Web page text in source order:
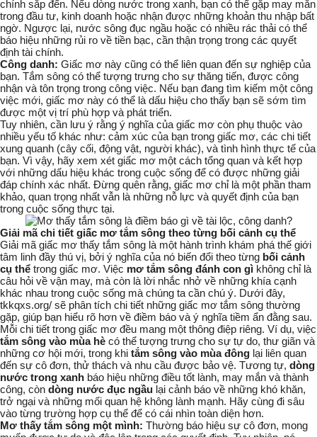
chính sắp đến. Nếu dòng nước trong xanh, bạn có thể gặp may mắn
trong đầu tư, kinh doanh hoặc nhận được những khoản thu nhập bất
ngờ. Ngược lại, nước sông đục ngầu hoặc có nhiều rác thải có thể
báo hiệu những rủi ro về tiền bạc, cần thận trọng trong các quyết
định tài chính.
Công danh: Giấc mơ này cũng có thể liên quan đến sự nghiệp của
bạn. Tắm sông có thể tượng trưng cho sự thăng tiến, được công
nhận và tôn trọng trong công việc. Nếu bạn đang tìm kiếm một công
việc mới, giấc mơ này có thể là dấu hiệu cho thấy bạn sẽ sớm tìm
được một vị trí phù hợp và phát triển.
Tuy nhiên, cần lưu ý rằng ý nghĩa của giấc mơ còn phụ thuộc vào
nhiều yếu tố khác như: cảm xúc của bạn trong giấc mơ, các chi tiết
xung quanh (cây cối, động vật, người khác), và tình hình thực tế của
bạn. Vì vậy, hãy xem xét giấc mơ một cách tổng quan và kết hợp
với những dấu hiệu khác trong cuộc sống để có được những giải
đáp chính xác nhất. Đừng quên rằng, giấc mơ chỉ là một phần tham
khảo, quan trọng nhất vẫn là những nỗ lực và quyết định của bạn
trong cuộc sống thực tại.
Giải mã chi tiết giấc mơ tắm sông theo từng bối cảnh cụ thể
Giải mã giấc mơ thấy tắm sông là một hành trình khám phá thế giới
tâm linh đầy thú vị, bởi ý nghĩa của nó biến đổi theo từng bối cảnh
cụ thể trong giấc mơ. Việc mơ tắm sông đánh con gì không chỉ là
câu hỏi về vận may, mà còn là lời nhắc nhở về những khía cạnh
khác nhau trong cuộc sống mà chúng ta cần chú ý. Dưới đây,
tkkqxs.org/ sẽ phân tích chi tiết những giấc mơ tắm sông thường
gặp, giúp bạn hiểu rõ hơn về điềm báo và ý nghĩa tiềm ẩn đằng sau.
Mỗi chi tiết trong giấc mơ đều mang một thông điệp riêng. Ví dụ, việc
tắm sông vào mùa hè có thể tượng trưng cho sự tự do, thư giãn và
những cơ hội mới, trong khi tắm sông vào mùa đông lại liên quan
đến sự cô đơn, thử thách và nhu cầu được bảo vệ. Tương tự, dòng
nước trong xanh báo hiệu những điều tốt lành, may mắn và thành
công, còn dòng nước đục ngầu lại cảnh báo về những khó khăn,
trở ngại và những mối quan hệ không lành mạnh. Hãy cùng đi sâu
vào từng trường hợp cụ thể để có cái nhìn toàn diện hơn.
Mơ thấy tắm sông một mình: Thường báo hiệu sự cô đơn, mong